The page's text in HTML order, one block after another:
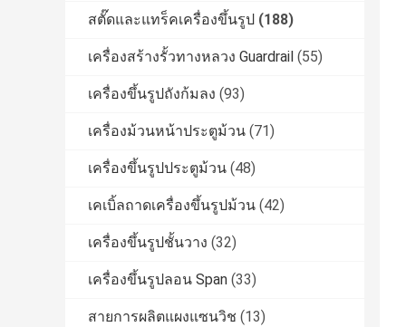
สตั๊ดและแทร็คเครื่องขึ้นรูป (188)
เครื่องสร้างรั้วทางหลวง Guardrail (55)
เครื่องขึ้นรูปถังก้มลง (93)
เครื่องม้วนหน้าประตูม้วน (71)
เครื่องขึ้นรูปประตูม้วน (48)
เคเบิ้ลถาดเครื่องขึ้นรูปม้วน (42)
เครื่องขึ้นรูปชั้นวาง (32)
เครื่องขึ้นรูปลอน Span (33)
สายการผลิตแผงแซนวิช (13)